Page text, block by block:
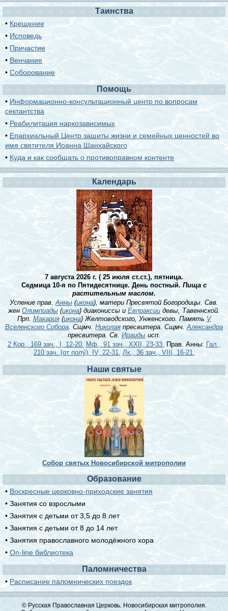
Таинства
• Крещение
• Исповедь
• Причастие
• Венчание
•Соборование
Помощь
• Информационно-консультационный центр по вопросам
сектантства
• Реабилитация наркозависимых
• Епархиальный Центр защиты жизни и семейных ценностей во
имя святителя Иоанна Шанхайского
• Куда и как сообщать о противоправном контенте
Календарь
7 августа 2026 г. ( 25 июля ст.ст.), пятница.
Седмица 10-я по Пятидесятнице. День постный. Пища с
растительным маслом.
Успение прав.Анны (икона), матери Пресвятой Богородицы. Свв.
жен Олимпиады (икона) диакониссы и Евпраксии девы, Тавеннской.
Прп.Макария(икона) Желтоводского, Унженского. Память V
Вселенского Собора. Сщмч. Николая пресвитера. Сщмч.Александра
пресвитера. Св. Ираидыисп.
2 Кор., 169 зач., I, 12-20. Мф., 91 зач., XXII, 23-33. Прав. Анны: Гал.,
210 зач. (от полу́), IV, 22-31. Лк., 36 зач., VIII, 16-21.
Наши святые
Собор святых Новосибирской митрополии
Образование
• Воскресные церковно-приходские занятия
• Занятия со взрослыми
• Занятия с детьми от 3,5 до 8 лет
• Занятия с детьми от 8 до 14 лет
• Занятия православного молодёжного хора
• On-line библиотека
Паломничества
• Расписание паломнических поездок
© Русская Православная Церковь. Новосибирская митрополия.